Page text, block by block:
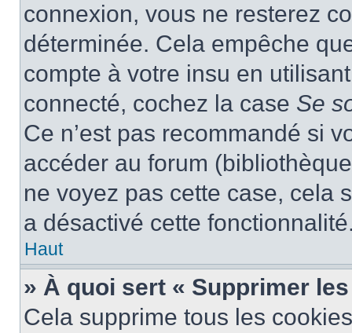
connexion, vous ne resterez
déterminée. Cela empêche
compte à votre insu en
connecté, cochez la case Se
Ce n’est pas recommandé si
accéder au forum
ne voyez pas cette case, cela
a désactivé cette
Haut
» À quoi sert « Supprimer
Cela supprime tous les